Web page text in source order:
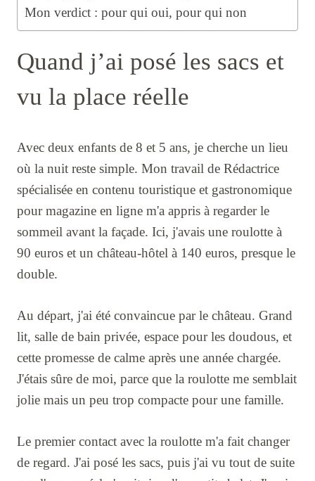
Mon verdict : pour qui oui, pour qui non
Quand j’ai posé les sacs et
vu la place réelle
Avec deux enfants de 8 et 5 ans, je cherche un lieu
où la nuit reste simple. Mon travail de Rédactrice
spécialisée en contenu touristique et gastronomique
pour magazine en ligne m'a appris à regarder le
sommeil avant la façade. Ici, j'avais une roulotte à
90 euros et un château-hôtel à 140 euros, presque le
double.
Au départ, j'ai été convaincue par le château. Grand
lit, salle de bain privée, espace pour les doudous, et
cette promesse de calme après une année chargée.
J'étais sûre de moi, parce que la roulotte me semblait
jolie mais un peu trop compacte pour une famille.
Le premier contact avec la roulotte m'a fait changer
de regard. J'ai posé les sacs, puis j'ai vu tout de suite